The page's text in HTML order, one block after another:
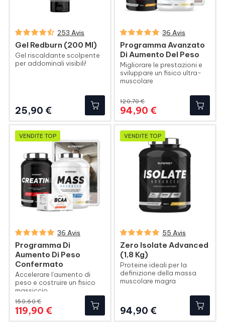
253 Avis
Gel Redburn (200 Ml)
Gel riscaldante scolpente
per addominali visibili!
25,90 €
36 Avis
Programma Avanzato
Di Aumento Del Peso
Migliorare le prestazioni e
sviluppare un fisico ultra-
muscolare
120,70 €
94,90 €
VENDITE TOP
36 Avis
Programma Di
Aumento Di Peso
Confermato
Accelerare l'aumento di
peso e costruire un fisico
massiccio
150,60 €
119,90 €
VENDITE TOP
55 Avis
Zero Isolate Advanced
(1,8 Kg)
Proteine ideali per la
definizione della massa
muscolare magra
94,90 €